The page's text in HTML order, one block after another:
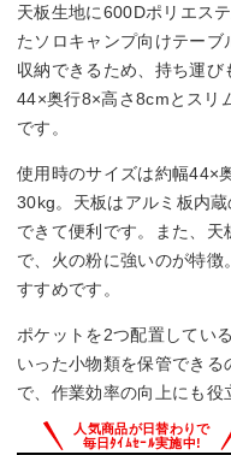
天板生地に600Dポリエス
たソロキャンプ向けテー
収納できるため、持ち運
44×奥行8×高さ8cmとスリ
です。
使用時のサイズは約幅44×
30kg。天板はアルミ板内
できて便利です。また、
で、火の粉に強いのが特
すすめです。
ポケットを2つ配置してい
いった小物類を保管でき
で、作業効率の向上にも役